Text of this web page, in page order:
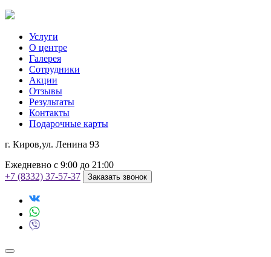
Услуги
О центре
Галерея
Сотрудники
Акции
Отзывы
Результаты
Контакты
Подарочные карты
г. Киров,ул. Ленина 93
Ежедневно с 9:00 до 21:00
+7 (8332) 37-57-37
Заказать звонок